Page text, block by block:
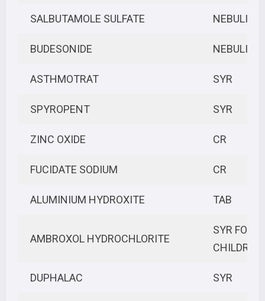
SALBUTAMOLE SULFATE
BUDESONIDE
ASTHMOTRAT SYR
SPYROPENT SYR
ZINC OXIDE CR
FUCIDATE SODIUM CR
ALUMINIUM HYDROXITE TAB
AMBROXOL HYDROCHLORITE
SYR FOR
DUPHALAC SYR